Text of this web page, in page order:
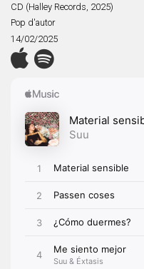
CD (Halley Records, 2025)
Pop d'autor
14/02/2025